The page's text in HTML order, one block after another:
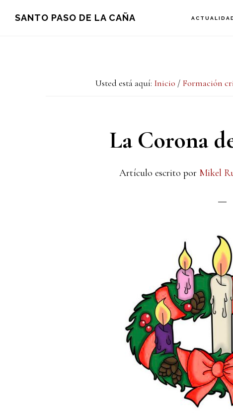
SANTO PASO DE LA CAÑA
Usted está aquí: Inicio / Formación
La Corona
Artículo escrito por Mikel